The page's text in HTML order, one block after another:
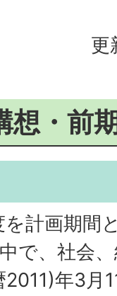
更
想・前
計画期間
で、社会
年3月